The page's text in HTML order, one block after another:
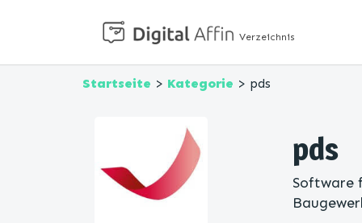
Verzeichnis
Startseite > Kategorie > pds
pds
Software